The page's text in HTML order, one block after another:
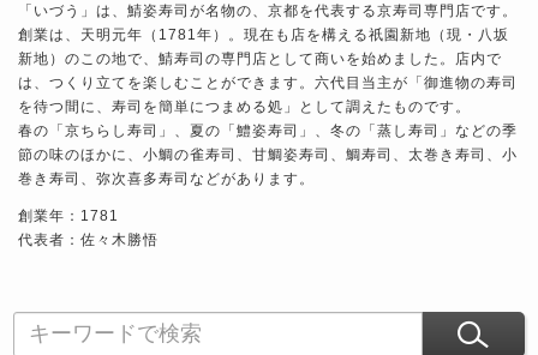
「いづう」は、鯖姿寿司が名物の、京都を代表する京寿司専門店です。
創業は、天明元年（1781年）。現在も店を構える祇園新地（現・八坂
新地）のこの地で、鯖寿司の専門店として商いを始めました。店内で
は、つくり立てを楽しむことができます。六代目当主が「御進物の寿司
を待つ間に、寿司を簡単につまめる処」として調えたものです。
春の「京ちらし寿司」、夏の「鱧姿寿司」、冬の「蒸し寿司」などの季
節の味のほかに、小鯛の雀寿司、甘鯛姿寿司、鯛寿司、太巻き寿司、小
巻き寿司、弥次喜多寿司などがあります。
創業年：1781
代表者：佐々木勝悟